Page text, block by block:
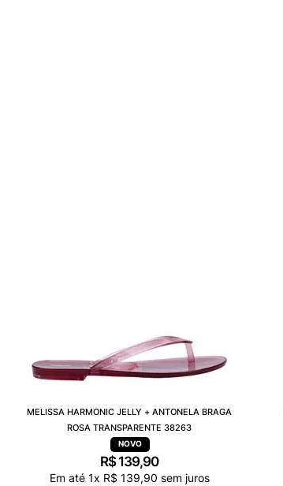
MELISSA HARMONIC JELLY + ANTONELA BRAGA
ROSA TRANSPARENTE 38263
R$ 139,90
Em até 1x R$ 139,90 sem juros